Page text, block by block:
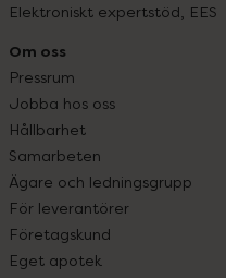
Elektroniskt expertstöd, EES
Om oss
Pressrum
Jobba hos oss
Hållbarhet
Samarbeten
Ägare och ledningsgrupp
För leverantörer
Företagskund
Eget apotek